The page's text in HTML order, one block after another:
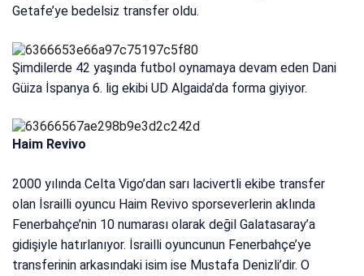
Getafe’ye bedelsiz transfer oldu.
Şimdilerde 42 yaşında futbol oynamaya devam eden Dani
Güiza İspanya 6. lig ekibi UD Algaida’da forma giyiyor.
Haim Revivo
2000 yılında Celta Vigo’dan sarı lacivertli ekibe transfer
olan İsrailli oyuncu Haim Revivo sporseverlerin aklında
Fenerbahçe’nin 10 numarası olarak değil Galatasaray’a
gidişiyle hatırlanıyor. İsrailli oyuncunun Fenerbahçe’ye
transferinin arkasındaki isim ise Mustafa Denizli’dir. O